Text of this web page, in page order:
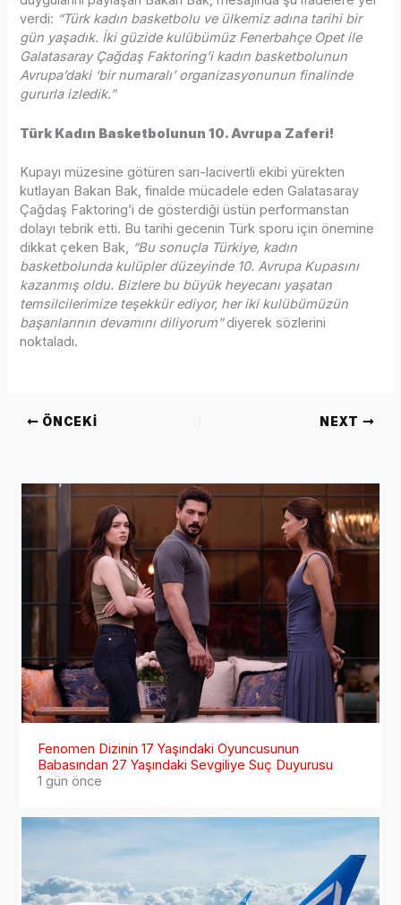
verdi: “Türk kadın basketbolu ve ülkemiz adına tarihi bir
gün yaşadık. İki güzide kulübümüz Fenerbahçe Opet ile
Galatasaray Çağdaş Faktoring’i kadın basketbolunun
Avrupa’daki ‘bir numaralı’ organizasyonunun finalinde
gururla izledik.”
Türk Kadın Basketbolunun 10. Avrupa Zaferi!
Kupayı müzesine götüren sarı-lacivertli ekibi yürekten
kutlayan Bakan Bak, finalde mücadele eden Galatasaray
Çağdaş Faktoring’i de gösterdiği üstün performanstan
dolayı tebrik etti. Bu tarihi gecenin Türk sporu için önemine
dikkat çeken Bak, “Bu sonuçla Türkiye, kadın
basketbolunda kulüpler düzeyinde 10. Avrupa Kupasını
kazanmış oldu. Bizlere bu büyük heyecanı yaşatan
temsilcilerimize teşekkür ediyor, her iki kulübümüzün
başarılarının devamını diliyorum”diyerek sözlerini
noktaladı.
ÖNCEKI NEXT
Fenomen Dizinin 17 Yaşındaki Oyuncusunun
Babasından 27 Yaşındaki Sevgiliye Suç Duyurusu
1 gün önce